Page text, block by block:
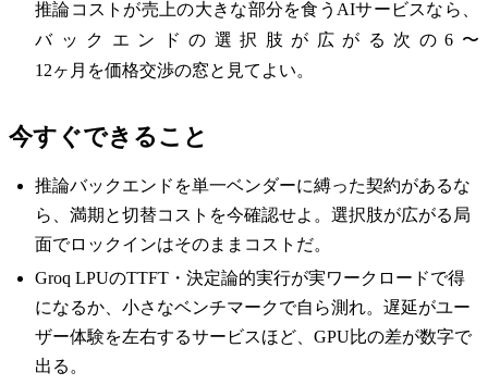
推論コストが売上の大きな部分を食うAIサービスなら、
バックエンドの選択肢が広がる次の6〜
12ヶ月を価格交渉の窓と見てよい。
今すぐできること
推論バックエンドを単一ベンダーに縛った契約があるな
ら、満期と切替コストを今確認せよ。選択肢が広がる局
面でロックインはそのままコストだ。
Groq LPUのTTFT・決定論的実行が実ワークロードで得
になるか、小さなベンチマークで自ら測れ。遅延がユー
ザー体験を左右するサービスほど、GPU比の差が数字で
出る。